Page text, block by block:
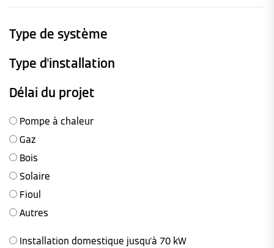
Type de système
Type d'installation
Délai du projet
Pompe à chaleur
Gaz
Bois
Solaire
Fioul
Autres
Installation domestique jusqu'à 70 kW